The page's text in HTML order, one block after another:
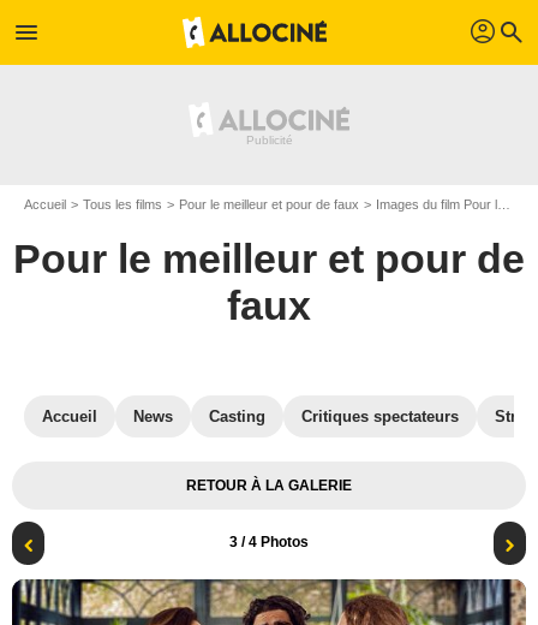
menu profil search
Accueil Tous les films Pour le meilleur et pour de faux Images du film Pour le meilleur et pour de faux
Pour le meilleur et pour de
faux
Accueil News Casting Critiques spectateurs
RETOUR À LA GALERIE
3 / 4 Photos